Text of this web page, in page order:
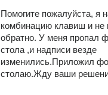
Помогите пожалуйста, я
комбинацию клавиш и не
обратно. У меня пропал
стола ,и надписи везде
изменились.Приложил
столаю.Жду ваши